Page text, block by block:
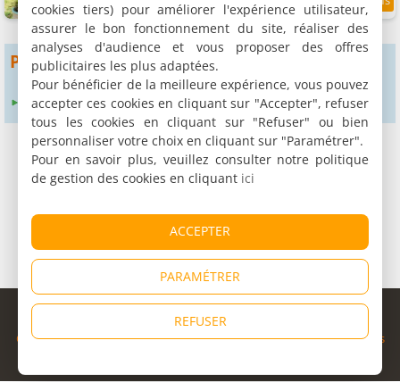
3.7 km 9.6/10
Pour obtenir plus de résultats
Élargir le rayon de recherche à : 24 km
© Copyright 1998 - 2026
Cybevasion|Mentions légales|Confidentialité|CGU|Informations
cookies tiers) pour améliorer l'expérience utilisateur,
assurer le bon fonctionnement du site, réaliser des
analyses d'audience et vous proposer des offres
publicitaires les plus adaptées.
Pour bénéficier de la meilleure expérience, vous pouvez
accepter ces cookies en cliquant sur "Accepter", refuser
tous les cookies en cliquant sur "Refuser" ou bien
personnaliser votre choix en cliquant sur "Paramétrer".
Pour en savoir plus, veuillez consulter notre politique
de gestion des cookies en cliquant ici
ACCEPTER
PARAMÉTRER
REFUSER